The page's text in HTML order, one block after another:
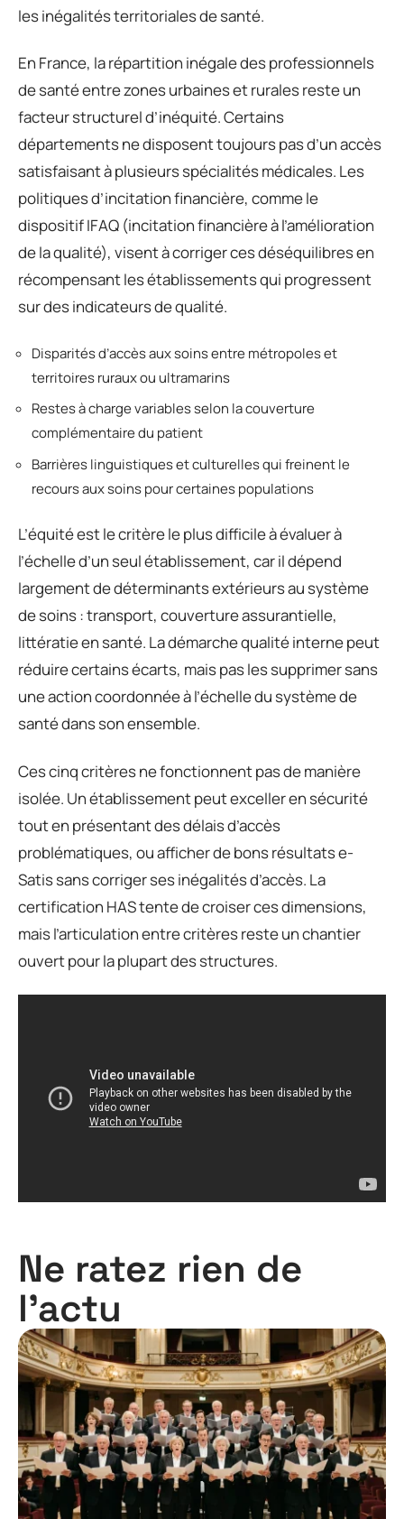
les inégalités territoriales de santé.
En France, la répartition inégale des professionnels
de santé entre zones urbaines et rurales reste un
facteur structurel d’inéquité. Certains
départements ne disposent toujours pas d’un accès
satisfaisant à plusieurs spécialités médicales. Les
politiques d’incitation financière, comme le
dispositif IFAQ (incitation financière à l’amélioration
de la qualité), visent à corriger ces déséquilibres en
récompensant les établissements qui progressent
sur des indicateurs de qualité.
Disparités d’accès aux soins entre métropoles et
territoires ruraux ou ultramarins
Restes à charge variables selon la couverture
complémentaire du patient
Barrières linguistiques et culturelles qui freinent le
recours aux soins pour certaines populations
L’équité est le critère le plus difficile à évaluer à
l’échelle d’un seul établissement, car il dépend
largement de déterminants extérieurs au système
de soins : transport, couverture assurantielle,
littératie en santé. La démarche qualité interne peut
réduire certains écarts, mais pas les supprimer sans
une action coordonnée à l’échelle du système de
santé dans son ensemble.
Ces cinq critères ne fonctionnent pas de manière
isolée. Un établissement peut exceller en sécurité
tout en présentant des délais d’accès
problématiques, ou afficher de bons résultats e-
Satis sans corriger ses inégalités d’accès. La
certification HAS tente de croiser ces dimensions,
mais l’articulation entre critères reste un chantier
ouvert pour la plupart des structures.
Ne ratez rien de
l'actu